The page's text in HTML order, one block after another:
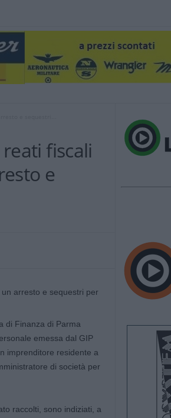
fiscali
e
di Finanza di Parma
emessa dal GIP
imprenditore residente a
di società per
raccolti, sono indiziati, a